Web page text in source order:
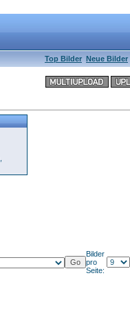
Top Bilder Neue Bilder
Bilder
pro
Seite: